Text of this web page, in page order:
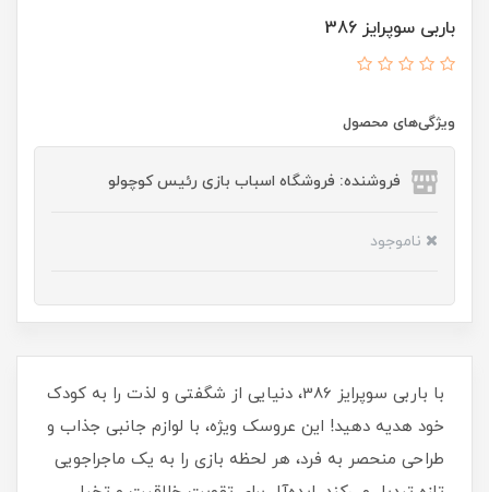
باربی سوپرایز 386
ویژگی‌های محصول
فروشنده: فروشگاه اسباب بازی رئیس کوچولو
ناموجود
با باربی سوپرایز 386، دنیایی از شگفتی‌ و لذت را به کودک
خود هدیه دهید! این عروسک ویژه، با لوازم جانبی جذاب و
طراحی منحصر به فرد، هر لحظه بازی را به یک ماجراجویی